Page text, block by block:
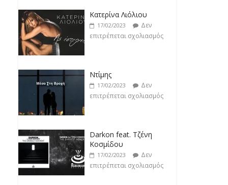
Ντίμης
17/02/2023
Δεν
επιτρέπεται σχολιασμός
Darkon feat. Τζένη
Κοσμίδου
17/02/2023
Δεν
Νεκτάριος Μαλλάς
17/02/2023
επιτρέπεται σχολιασμός